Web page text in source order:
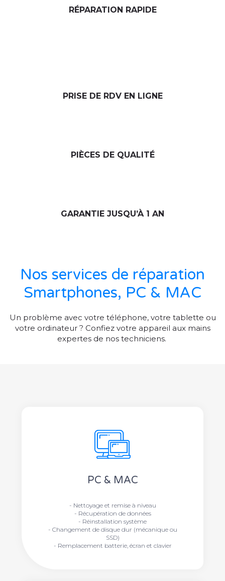
RÉPARATION RAPIDE
PRISE DE RDV EN LIGNE
PIÈCES DE QUALITÉ
GARANTIE JUSQU’À 1 AN
Nos services de réparation
Smartphones, PC & MAC
Un problème avec votre téléphone, votre tablette ou
votre ordinateur ? Confiez votre appareil aux mains
expertes de nos techniciens.
PC & MAC
- Nettoyage et remise à niveau
- Récupération de données
- Réinstallation système
- Changement de disque dur (mécanique ou
SSD)
- Remplacement batterie, écran et clavier